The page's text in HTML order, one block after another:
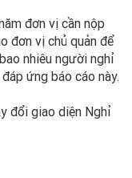
đơn vị cần nộp
đơn vị chủ quản để
nhiêu người nghỉ
ứng báo cáo này.
đổi giao diện Nghỉ